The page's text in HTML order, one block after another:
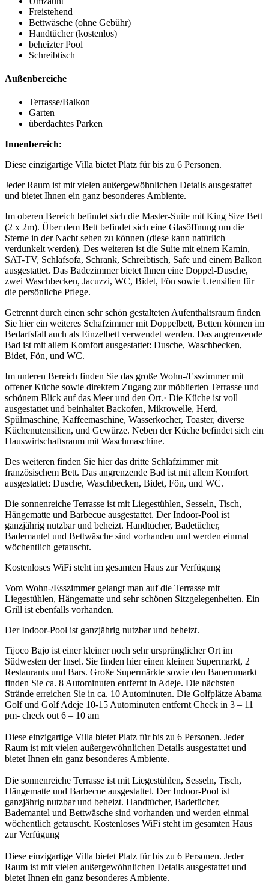
Freistehend
Bettwäsche (ohne Gebühr)
Handtücher (kostenlos)
beheizter Pool
Schreibtisch
Außenbereiche
Terrasse/Balkon
Garten
überdachtes Parken
Innenbereich:
Diese einzigartige Villa bietet Platz für bis zu 6 Personen.
Jeder Raum ist mit vielen außergewöhnlichen Details ausgestattet
und bietet Ihnen ein ganz besonderes Ambiente.
Im oberen Bereich befindet sich die Master-Suite mit King Size Bett
(2 x 2m). Über dem Bett befindet sich eine Glasöffnung um die
Sterne in der Nacht sehen zu können (diese kann natürlich
verdunkelt werden). Des weiteren ist die Suite mit einem Kamin,
SAT-TV, Schlafsofa, Schrank, Schreibtisch, Safe und einem Balkon
ausgestattet. Das Badezimmer bietet Ihnen eine Doppel-Dusche,
zwei Waschbecken, Jacuzzi, WC, Bidet, Fön sowie Utensilien für
die persönliche Pflege.
Getrennt durch einen sehr schön gestalteten Aufenthaltsraum finden
Sie hier ein weiteres Schafzimmer mit Doppelbett, Betten können im
Bedarfsfall auch als Einzelbett verwendet werden. Das angrenzende
Bad ist mit allem Komfort ausgestattet: Dusche, Waschbecken,
Bidet, Fön, und WC.
Im unteren Bereich finden Sie das große Wohn-/Esszimmer mit
offener Küche sowie direktem Zugang zur möblierten Terrasse und
schönem Blick auf das Meer und den Ort.· Die Küche ist voll
ausgestattet und beinhaltet Backofen, Mikrowelle, Herd,
Spülmaschine, Kaffeemaschine, Wasserkocher, Toaster, diverse
Küchenutensilien, und Gewürze. Neben der Küche befindet sich ein
Hauswirtschaftsraum mit Waschmaschine.
Des weiteren finden Sie hier das dritte Schlafzimmer mit
französischem Bett. Das angrenzende Bad ist mit allem Komfort
ausgestattet: Dusche, Waschbecken, Bidet, Fön, und WC.
Die sonnenreiche Terrasse ist mit Liegestühlen, Sesseln, Tisch,
Hängematte und Barbecue ausgestattet. Der Indoor-Pool ist
ganzjährig nutzbar und beheizt. Handtücher, Badetücher,
Bademantel und Bettwäsche sind vorhanden und werden einmal
wöchentlich getauscht.
Kostenloses WiFi steht im gesamten Haus zur Verfügung
Vom Wohn-/Esszimmer gelangt man auf die Terrasse mit
Liegestühlen, Hängematte und sehr schönen Sitzgelegenheiten. Ein
Grill ist ebenfalls vorhanden.
Der Indoor-Pool ist ganzjährig nutzbar und beheizt.
Tijoco Bajo ist einer kleiner noch sehr ursprünglicher Ort im
Südwesten der Insel. Sie finden hier einen kleinen Supermarkt, 2
Restaurants und Bars. Große Supermärkte sowie den Bauernmarkt
finden Sie ca. 8 Autominuten entfernt in Adeje. Die nächsten
Strände erreichen Sie in ca. 10 Autominuten. Die Golfplätze Abama
Golf und Golf Adeje 10-15 Autominuten entfernt Check in 3 – 11
pm- check out 6 – 10 am
Diese einzigartige Villa bietet Platz für bis zu 6 Personen. Jeder
Raum ist mit vielen außergewöhnlichen Details ausgestattet und
bietet Ihnen ein ganz besonderes Ambiente.
Die sonnenreiche Terrasse ist mit Liegestühlen, Sesseln, Tisch,
Hängematte und Barbecue ausgestattet. Der Indoor-Pool ist
ganzjährig nutzbar und beheizt. Handtücher, Badetücher,
Bademantel und Bettwäsche sind vorhanden und werden einmal
wöchentlich getauscht. Kostenloses WiFi steht im gesamten Haus
zur Verfügung
Diese einzigartige Villa bietet Platz für bis zu 6 Personen. Jeder
Raum ist mit vielen außergewöhnlichen Details ausgestattet und
bietet Ihnen ein ganz besonderes Ambiente.